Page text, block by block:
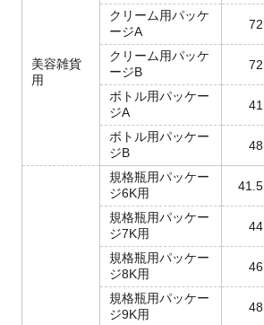
美容雑貨
用
クリーム用パッケ
ージA
72
クリーム用パッケ
ージB
72
ボトル用パッケー
ジA
41
ボトル用パッケー
ジB
48
規格瓶用パッケー
ジ6K用
41.5
規格瓶用パッケー
ジ7K用
44
規格瓶用パッケー
ジ8K用
46
規格瓶用パッケー
ジ9K用
48